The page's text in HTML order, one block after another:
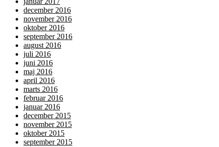
december 2016
november 2016
oktober 2016
september 2016
august 2016
juli 2016
juni 2016
maj 2016
april 2016
marts 2016
februar 2016
januar 2016
december 2015
november 2015
oktober 2015
september 2015